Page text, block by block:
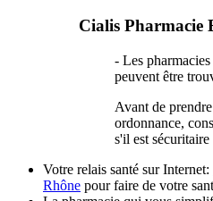
Cialis Pharmacie
- Les
peuvent être
Avant de
ordonnance,
s'il est
Votre relais santé sur Internet:
Rhône pour faire de votre